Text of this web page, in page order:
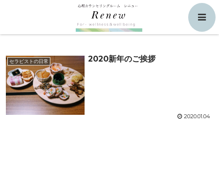
セラピストの日常 2020新年のご挨拶
2020.01.04